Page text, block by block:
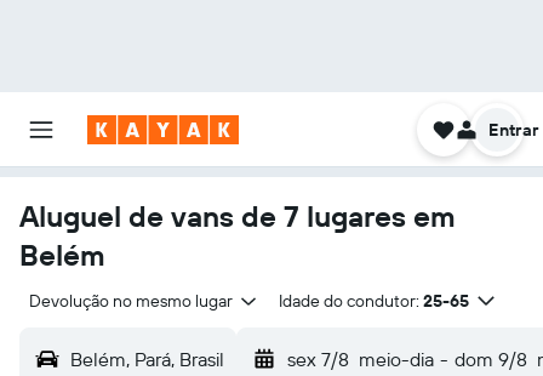
Entrar
Aluguel de vans de 7 lugares em
Belém
Devolução no mesmo lugar Idade do condutor: 25-65
Belém, Pará, Brasil sex 7/8 meio-dia - dom 9/8